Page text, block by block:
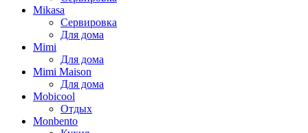
Mikasa
Сервировка
Для дома
Mimi
Для дома
Mimi Maison
Для дома
Mobicool
Отдых
Monbento